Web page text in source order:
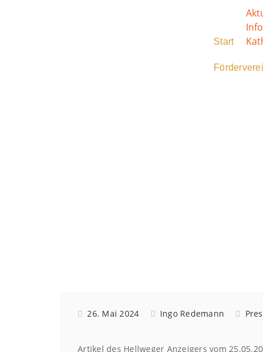
Start
26. Mai 2024 Ingo Redemann
Artikel des Hellweger Anzeigers vom